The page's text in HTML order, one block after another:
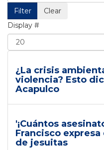
Filter
Clear
Display #
¿La crisis
violencia? Esto
Acapulco
'¡Cuántos
Francisco
de jesuitas